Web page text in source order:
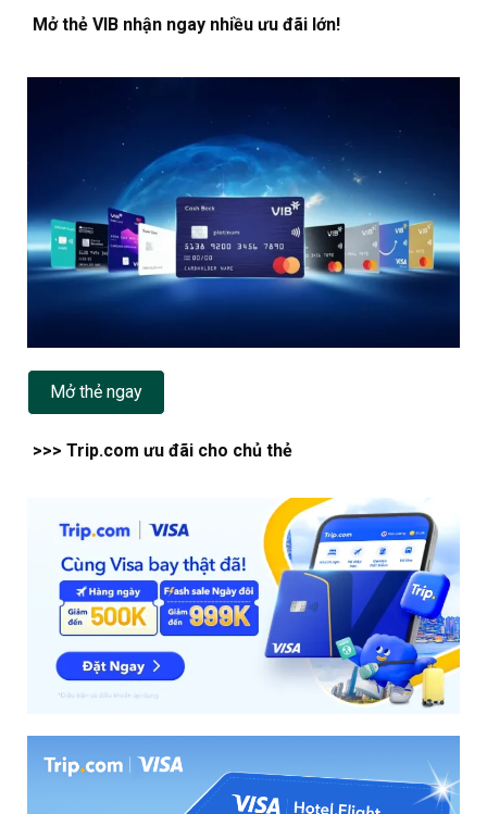
Mở thẻ VIB nhận ngay nhiều ưu đãi lớn!
Mở thẻ ngay
>>> Trip.com ưu đãi cho chủ thẻ